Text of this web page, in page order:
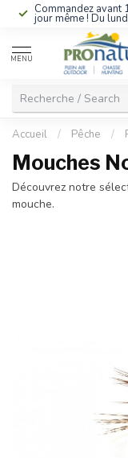
Commandez avant
jour même ! Du
MENU
Accueil / Pêche /
Mouches
Découvrez notre
mouche.